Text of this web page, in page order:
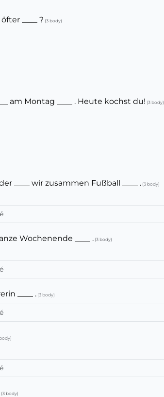
____ ? (3 body)
am Montag ____ . Heute kochst du! (3 body)
____ wir zusammen Fußball ____ . (3 body)
Wochenende ____ . (3 body)
____ . (3 body)
(3 body)